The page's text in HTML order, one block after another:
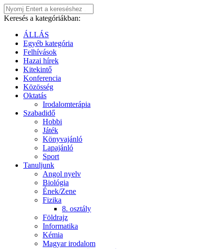
Keresés a kategóriákban:
ÁLLÁS
Egyéb kategória
Felhívások
Hazai hírek
Kitekintő
Konferencia
Közösség
Oktatás
Irodalomterápia
Szabadidő
Hobbi
Játék
Könyvajánló
Lapajánló
Sport
Tanuljunk
Angol nyelv
Biológia
Ének/Zene
Fizika
8. osztály
Földrajz
Informatika
Kémia
Magyar irodalom